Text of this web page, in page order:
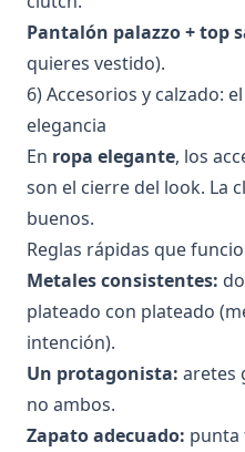
Pantalón palazzo + top
quieres vestido).
6) Accesorios y calzado:
elegancia
En ropa elegante, los
son el cierre del look. La
buenos.
Reglas rápidas que
Metales consistentes:
plateado con plateado
intención).
Un protagonista: aretes
no ambos.
Zapato adecuado: punta